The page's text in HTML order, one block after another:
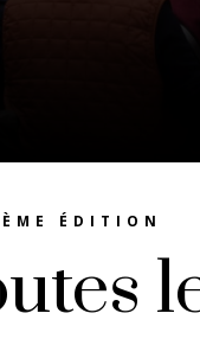
ÉDITION